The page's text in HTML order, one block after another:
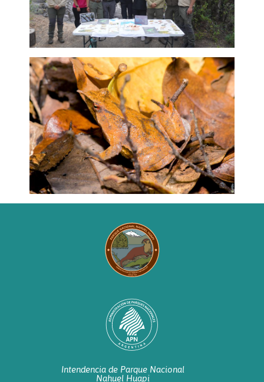
Intendencia de Parque Nacional
Nahuel Huapi